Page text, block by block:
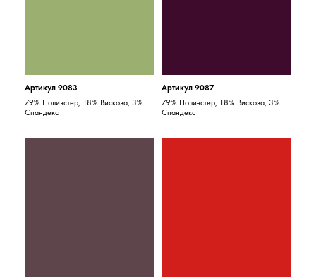
Артикул 9083
79% Полиэстер, 18% Вискоза, 3%
Спандекс
Артикул 9087
79% Полиэстер, 18% Вискоза, 3%
Спандекс